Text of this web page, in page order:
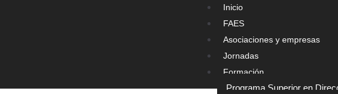
Inicio
FAES
Asociaciones y empresas
Jornadas
Formación
Programa Superior en